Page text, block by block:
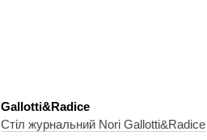
Gallotti&Radice
Стіл журнальний Nori Gallotti&Radice